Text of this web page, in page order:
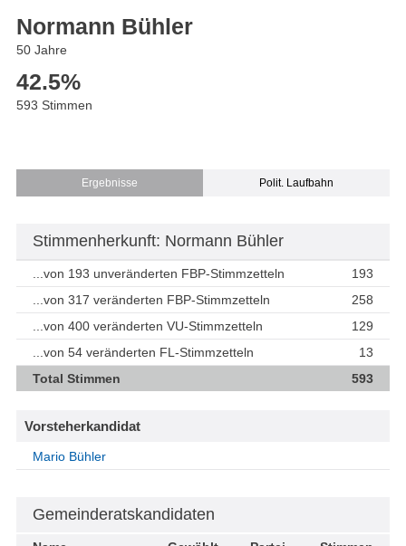
Normann Bühler
50 Jahre
42.5%
593 Stimmen
Ergebnisse Polit. Laufbahn
Stimmenherkunft: Normann Bühler
...von 193 unveränderten FBP-Stimmzetteln
193
...von 317 veränderten FBP-Stimmzetteln
258
...von 400 veränderten VU-Stimmzetteln
129
...von 54 veränderten FL-Stimmzetteln
13
Total Stimmen
593
Vorsteherkandidat
Mario Bühler
Gemeinderatskandidaten